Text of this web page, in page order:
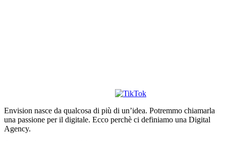
Envision nasce da qualcosa di più di un’idea. Potremmo chiamarla
una passione per il digitale. Ecco perchè ci definiamo una Digital
Agency.